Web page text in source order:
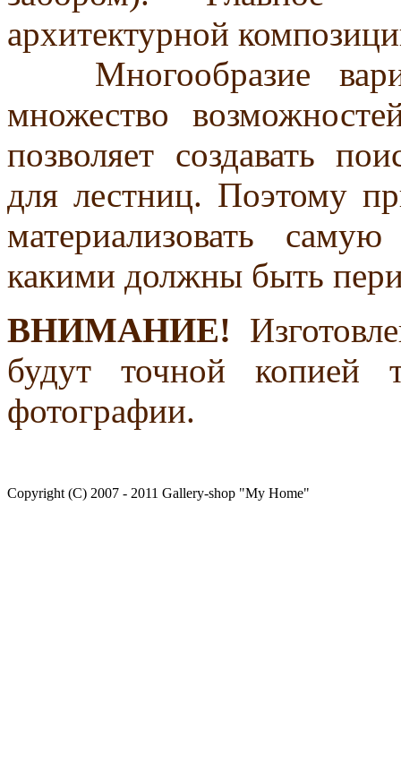
архитектурной
Многообразие
множество
позволяет создавать
для лестниц. Поэтому
материализовать
какими должны быть
ВНИМАНИЕ!
будут точной копией
фотографии.
Copyright (C) 2007 - 2011 Gallery-shop "My Home"